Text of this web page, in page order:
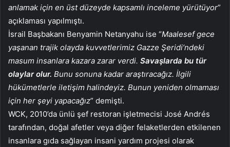
anlamak için en üst düzeyde kapsamlı inceleme yürütüyor”
açıklaması yapılmıştı.
İsrail Başbakanı Benyamin Netanyahu ise “Maalesef gece
yaşanan trajik olayda kuvvetlerimiz Gazze Şeridi’ndeki
masum insanlara kazara zarar verdi. Savaşlarda bu tür
olaylar olur. Bunu sonuna kadar araştıracağız. İlgili
hükümetlerle iletişim halindeyiz. Bunun yeniden olmaması
için her şeyi yapacağız” demişti.
WCK, 2010’da ünlü şef restoran işletmecisi José Andrés
tarafından, doğal afetler veya diğer felaketlerden etkilenen
insanlara gıda sağlayan insani yardım projesi olarak